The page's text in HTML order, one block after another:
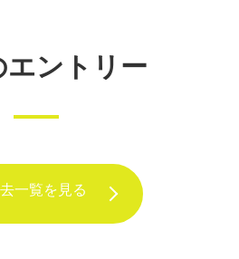
ントリー
一覧を見る